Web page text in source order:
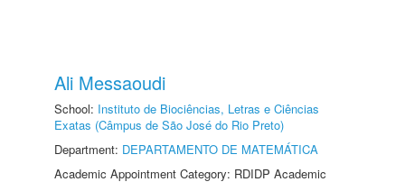
Ali Messaoudi
School: Instituto de Biociências, Letras e Ciências
Exatas (Câmpus de São José do Rio Preto)
Department: DEPARTAMENTO DE MATEMÁTICA
Academic Appointment Category: RDIDP Academic